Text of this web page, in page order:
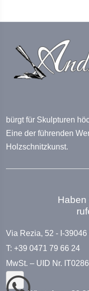
bürgt für Skulpturen
Eine der führenden
Holzschnitzkunst.
Haben
Via Rezia, 52 - I-39046
T: +39 0471 79 66 24
MwSt. – UID Nr.